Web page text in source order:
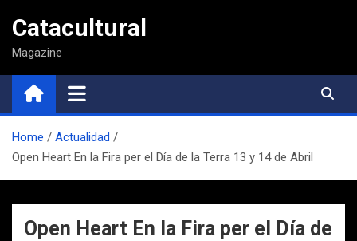
contenido
Catacultural
Magazine
Home
Actualidad
Open Heart En la Fira per el Día de la Terra 13 y 14 de Abril
Open Heart En la Fira per el Día de